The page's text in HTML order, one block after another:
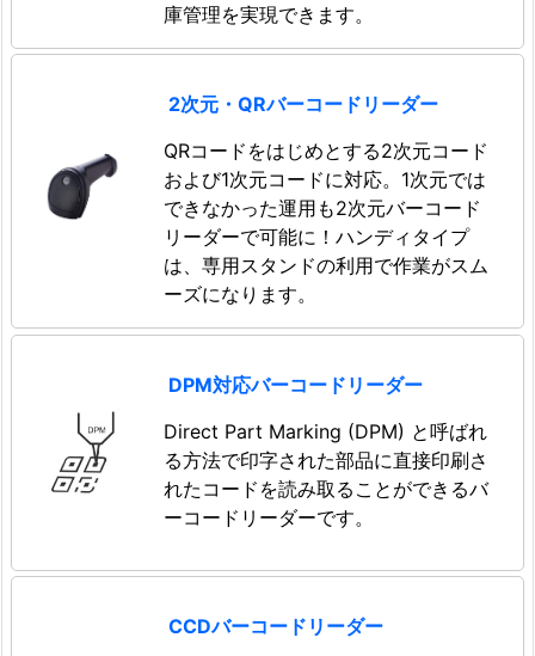
庫管理を実現できます。
2次元・QRバーコードリーダー
QRコードをはじめとする2次元コード
および1次元コードに対応。1次元では
できなかった運用も2次元バーコード
リーダーで可能に！ハンディタイプ
は、専用スタンドの利用で作業がスム
ーズになります。
DPM対応バーコードリーダー
Direct Part Marking (DPM) と呼ばれ
る方法で印字された部品に直接印刷さ
れたコードを読み取ることができるバ
ーコードリーダーです。
CCDバーコードリーダー